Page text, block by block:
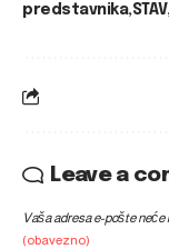
predstavnika STAV
Leave a
Vaša adresa e-pošte
(obavezno)